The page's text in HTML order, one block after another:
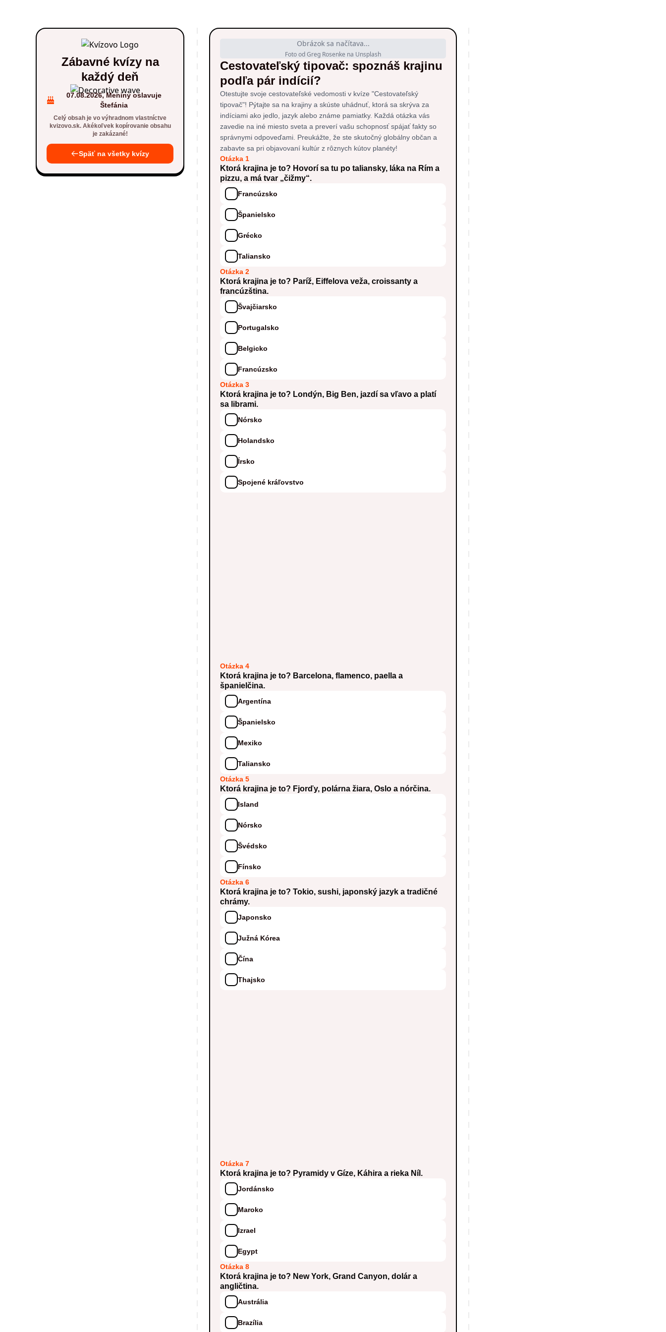
Zábavné kvízy na
každý deň
07.08.2026, Meniny oslavuje
Štefánia
Celý obsah je vo výhradnom vlastníctve
kvizovo.sk. Akékoľvek kopírovanie obsahu
je zakázané!
Späť na všetky kvízy
Obrázok sa načítava...
Foto od Greg Rosenke na Unsplash
Cestovateľský tipovač: spoznáš krajinu
podľa pár indícií?
Otestujte svoje cestovateľské vedomosti v kvíze "Cestovateľský
tipovač"! Pýtajte sa na krajiny a skúste uhádnuť, ktorá sa skrýva za
indíciami ako jedlo, jazyk alebo známe pamiatky. Každá otázka vás
zavedie na iné miesto sveta a preverí vašu schopnosť spájať fakty so
správnymi odpoveďami. Preukážte, že ste skutočný globálny občan a
zabavte sa pri objavovaní kultúr z rôznych kútov planéty!
Otázka 1
Ktorá krajina je to? Hovorí sa tu po taliansky, láka na Rím a
pizzu, a má tvar „čižmy“.
Francúzsko
Španielsko
Grécko
Taliansko
Otázka 2
Ktorá krajina je to? Paríž, Eiffelova veža, croissanty a
francúzština.
Švajčiarsko
Portugalsko
Belgicko
Francúzsko
Otázka 3
Ktorá krajina je to? Londýn, Big Ben, jazdí sa vľavo a platí
sa librami.
Nórsko
Holandsko
Írsko
Spojené kráľovstvo
Otázka 4
Ktorá krajina je to? Barcelona, flamenco, paella a
španielčina.
Argentína
Španielsko
Mexiko
Taliansko
Otázka 5
Ktorá krajina je to? Fjorďy, polárna žiara, Oslo a nórčina.
Island
Nórsko
Švédsko
Fínsko
Otázka 6
Ktorá krajina je to? Tokio, sushi, japonský jazyk a tradičné
chrámy.
Japonsko
Južná Kórea
Čína
Thajsko
Otázka 7
Ktorá krajina je to? Pyramidy v Gíze, Káhira a rieka Níl.
Jordánsko
Maroko
Izrael
Egypt
Otázka 8
Ktorá krajina je to? New York, Grand Canyon, dolár a
angličtina.
Austrália
Brazília